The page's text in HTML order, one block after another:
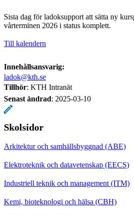
Sista dag för ladoksupport att sätta ny
vårterminen 2026 i status komplett.
Till kalendern
Innehållsansvarig:
ladok@kth.se
Tillhör: KTH Intranät
Senast ändrad: 2025-03-10
Skolsidor
Arkitektur och samhällsbyggnad (ABE)
Elektroteknik och datavetenskap (EECS)
Industriell teknik och management (ITM)
Kemi, bioteknologi och hälsa (CBH)